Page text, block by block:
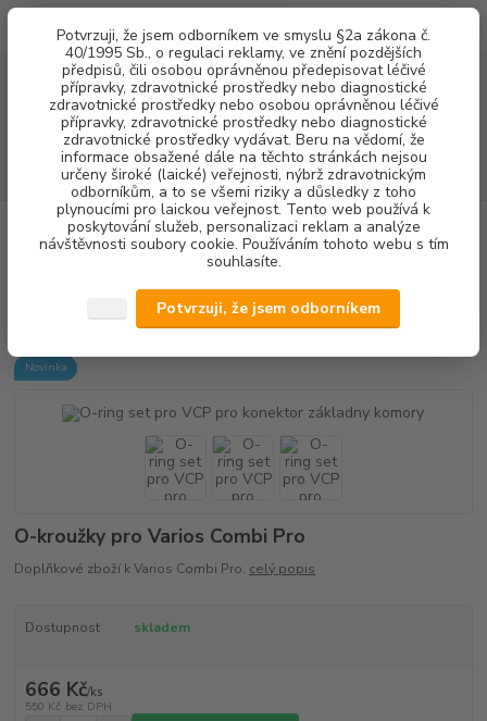
Potvrzuji, že jsem odborníkem ve smyslu §2a zákona č.
40/1995 Sb., o regulaci reklamy, ve znění pozdějších
předpisů, čili osobou oprávněnou předepisovat léčivé
přípravky, zdravotnické prostředky nebo diagnostické
zdravotnické prostředky nebo osobou oprávněnou léčivé
přípravky, zdravotnické prostředky nebo diagnostické
zdravotnické prostředky vydávat. Beru na vědomí, že
informace obsažené dále na těchto stránkách nejsou
určeny široké (laické) veřejnosti, nýbrž zdravotnickým
odborníkům, a to se všemi riziky a důsledky z toho
plynoucími pro laickou veřejnost. Tento web používá k
poskytování služeb, personalizaci reklam a analýze
návštěvnosti soubory cookie. Používáním tohoto webu s tím
souhlasíte.
Potvrzuji, že jsem odborníkem
Menu
CZK
Hledat
(Po-Pá, 8-16 hod.)
za0,00 Kč
DENTALNÍ HYGIENA PÍSKOVAČE
O-KROUŽKY PRO VCP/2
O-ring set pro VCP pro konektor základny komory
O-ring set pro VCP pro konektor
základny komory
Novinka
O-kroužky pro Varios Combi Pro
Doplňkové zboží k Varios Combi Pro. celý popis
Dostupnost skladem
666 Kč/ks
550 Kč bez DPH